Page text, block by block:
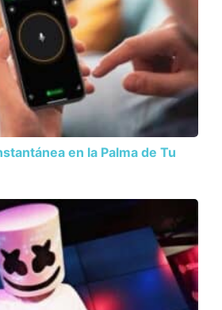
en la Palma de Tu